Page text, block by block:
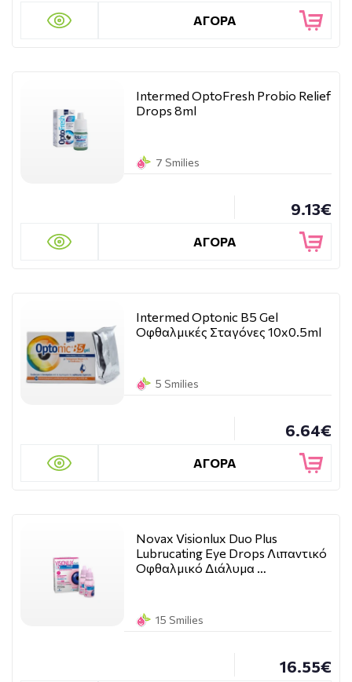
ΑΓΟΡΑ
Intermed OptoFresh Probio Relief
Drops 8ml
7 Smilies
9.13€
ΑΓΟΡΑ
Intermed Optonic B5 Gel
Οφθαλμικές Σταγόνες 10x0.5ml
5 Smilies
6.64€
ΑΓΟΡΑ
Novax Visionlux Duo Plus
Lubrucating Eye Drops Λιπαντικό
Οφθαλμικό Διάλυμα …
15 Smilies
16.55€